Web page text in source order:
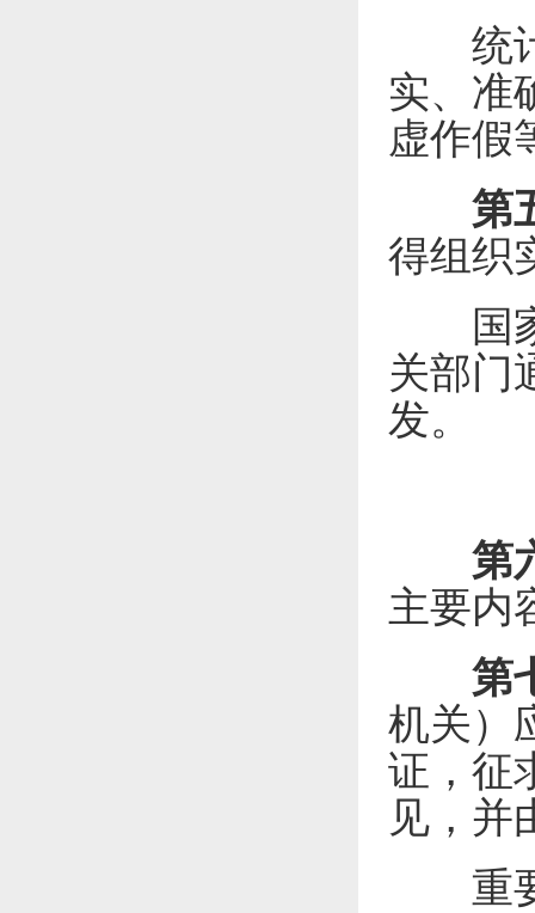
统计
实、准
虚作假
第
得组织
国家
关部门
发。
第
主要内
第
机关）
证，征
见，并
重要